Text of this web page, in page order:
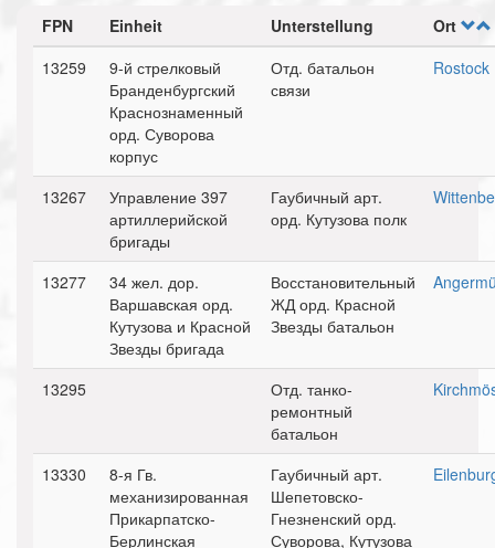
FPN Einheit Unterstellung
Ort
13259
9-й стрелковый
Бранденбургский
Краснознаменный
орд. Суворова
корпус
Отд. батальон
связи
Rostock
13267
Управление 397
артиллерийской
бригады
Гаубичный арт.
орд. Кутузова полк
13277
34 жел. дор.
Варшавская орд.
Кутузова и Красной
Звезды бригада
Восстановительный
ЖД орд. Красной
Звезды батальон
13295
Отд. танко-
ремонтный
батальон
13330
8-я Гв.
механизированная
Прикарпатско-
Берлинская
Гаубичный арт.
Шепетовско-
Гнезненский орд.
Суворова, Кутузова